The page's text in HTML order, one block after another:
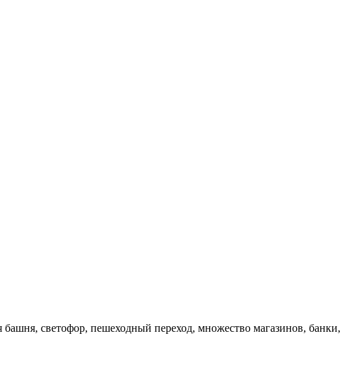
светофор, пешеходный переход, множество магазинов, банки,